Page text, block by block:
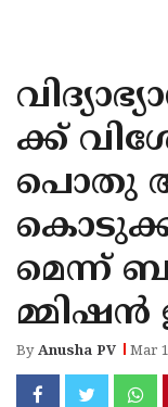
KANNUR
KASARAGOD
ക്ക്
പൊതു
മെന്ന്
മ്മിഷൻ
ByAnusha PV Mar